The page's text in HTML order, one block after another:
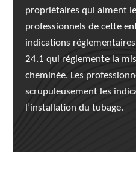
propriétaires qui aiment
professionnels de cette
indications
24.1 qui réglemente la
cheminée. Les
scrupuleusement les
l’installation du tubage.